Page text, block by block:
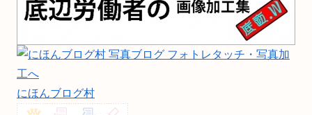
にほんブログ村